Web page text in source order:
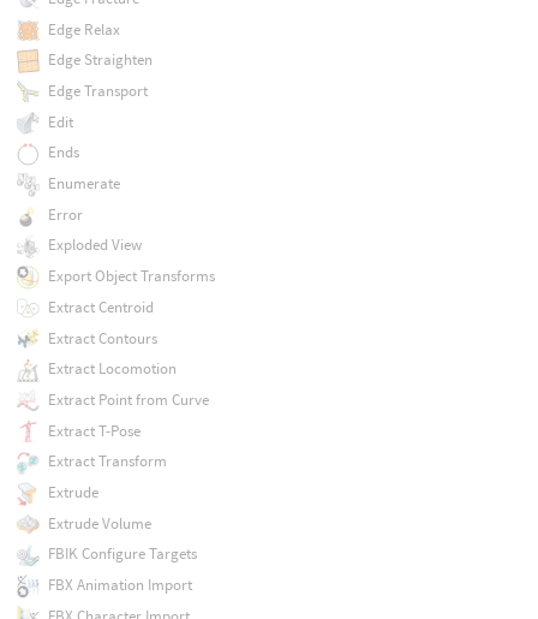
Edge Relax
Edge Straighten
Edge Transport
Edit
Ends
Enumerate
Error
Exploded View
Export Object Transforms
Extract Centroid
Extract Contours
Extract Locomotion
Extract Point from Curve
Extract T-Pose
Extract Transform
Extrude
Extrude Volume
FBIK Configure Targets
FBX Animation Import